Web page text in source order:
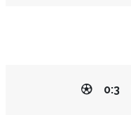
0:3